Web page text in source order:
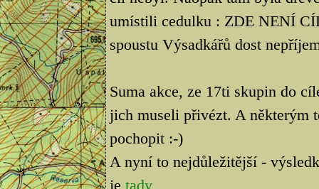
umístili cedulku : ZDE NENÍ
spoustu Výsadkářů dost
Suma akce, ze 17ti skupin do
jich museli přivézt. A některým
pochopit :-)
A nyní to nejdůležitější -
je tady